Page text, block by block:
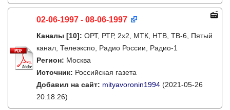
02-06-1997 - 08-06-1997
Каналы [10]: ОРТ, РТР, 2х2, МТК, НТВ, ТВ-6, Пятый
канал, Телеэкспо, Радио России, Радио-1
Регион: Москва
Источник: Российская газета
Добавил на сайт: mityavoronin1994 (2021-05-26
20:18:26)